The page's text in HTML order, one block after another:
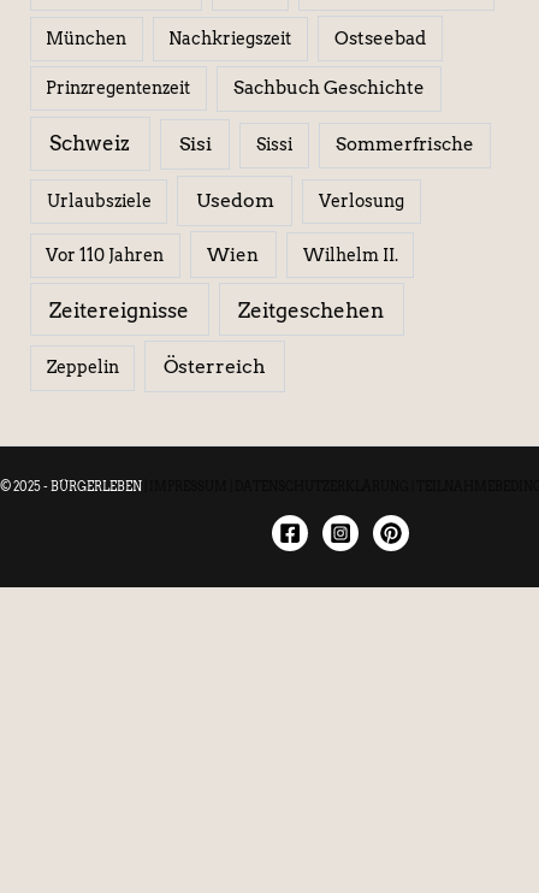
München Nachkriegszeit Ostseebad
Prinzregentenzeit Sachbuch Geschichte
Schweiz Sisi Sissi Sommerfrische
Urlaubsziele Usedom Verlosung
Vor 110 Jahren Wien Wilhelm II.
Zeitereignisse Zeitgeschehen
Zeppelin Österreich
© 2025 - BÜRGERLEBEN